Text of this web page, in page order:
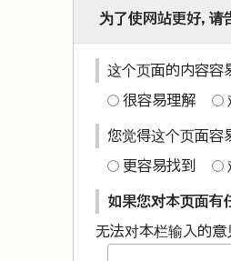
为了使网站更好，请
这个页面的内容容
很容易理解
您觉得这个页面容
更容易找到
如果您对本页面有
无法对本栏输入的意